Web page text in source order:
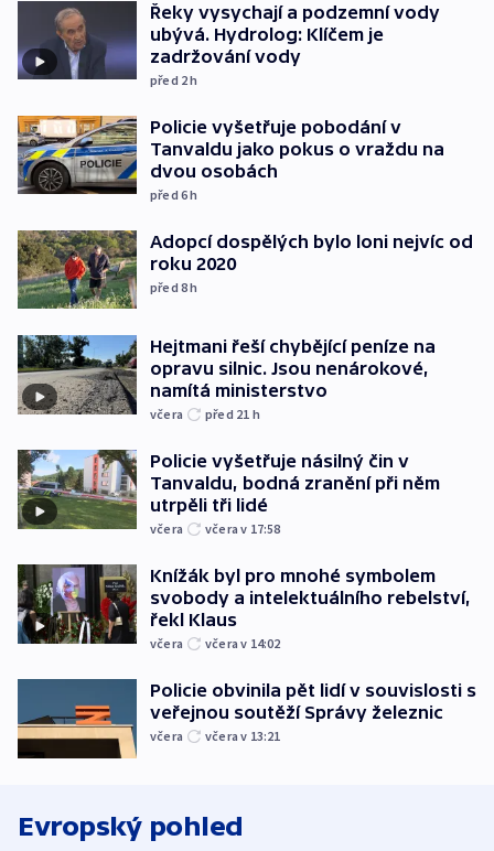
Řeky vysychají a podzemní vody
ubývá. Hydrolog: Klíčem je
zadržování vody
před 2h
Policie vyšetřuje pobodání v
Tanvaldu jako pokus o vraždu na
dvou osobách
před 6h
Adopcí dospělých bylo loni nejvíc od
roku 2020
před 8h
Hejtmani řeší chybějící peníze na
opravu silnic. Jsou nenárokové,
namítá ministerstvo
včera před 21 h
Policie vyšetřuje násilný čin v
Tanvaldu, bodná zranění při něm
utrpěli tři lidé
včera včera v 17:58
Knížák byl pro mnohé symbolem
svobody a intelektuálního rebelství,
řekl Klaus
včera včera v 14:02
Policie obvinila pět lidí v souvislosti s
veřejnou soutěží Správy železnic
včera včera v 13:21
Evropský pohled